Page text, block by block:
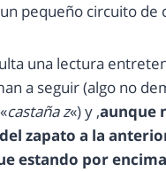
pequeño circuito de
una lectura
a seguir (algo no
castaña z«) y ,aunque
zapato a la
estando por